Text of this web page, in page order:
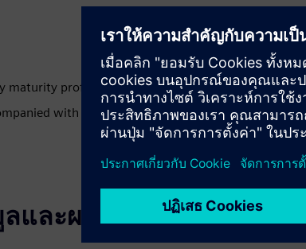
maturity profile, with an overarching ESG score
with tailored recommendations and
และผลิตภัณฑ์ที่เกี่ยวข้อง